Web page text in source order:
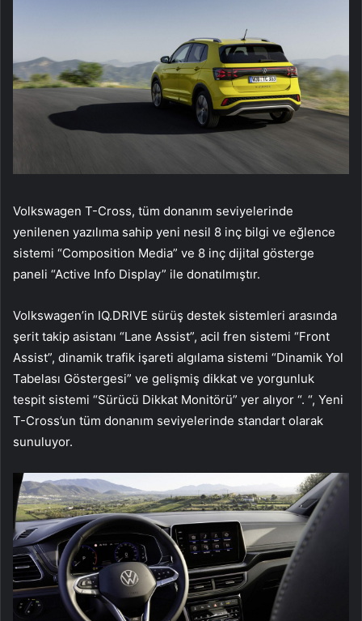
Volkswagen T-Cross, tüm donanım seviyelerinde
yenilenen yazılıma sahip yeni nesil 8 inç bilgi ve eğlence
sistemi “Composition Media” ve 8 inç dijital gösterge
paneli “Active Info Display” ile donatılmıştır.
Volkswagen’in IQ.DRIVE sürüş destek sistemleri arasında
şerit takip asistanı “Lane Assist”, acil fren sistemi “Front
Assist”, dinamik trafik işareti algılama sistemi “Dinamik Yol
Tabelası Göstergesi” ve gelişmiş dikkat ve yorgunluk
tespit sistemi “Sürücü Dikkat Monitörü” yer alıyor “. “, Yeni
T-Cross’un tüm donanım seviyelerinde standart olarak
sunuluyor.